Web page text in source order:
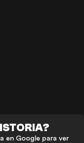
en Google para ver